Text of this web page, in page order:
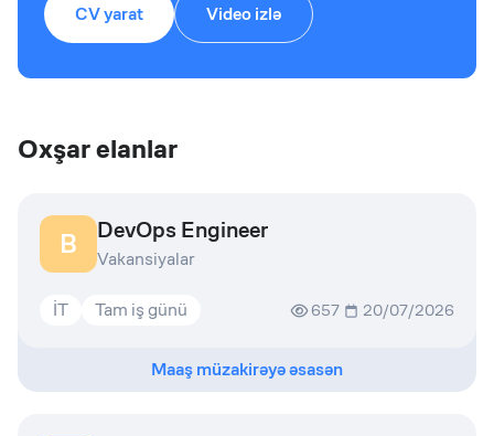
CV yarat Video izlə
Oxşar elanlar
B DevOps Engineer
Vakansiyalar
İT Tam iş günü 657 20/07/2026
Maaş müzakirəyə əsasən